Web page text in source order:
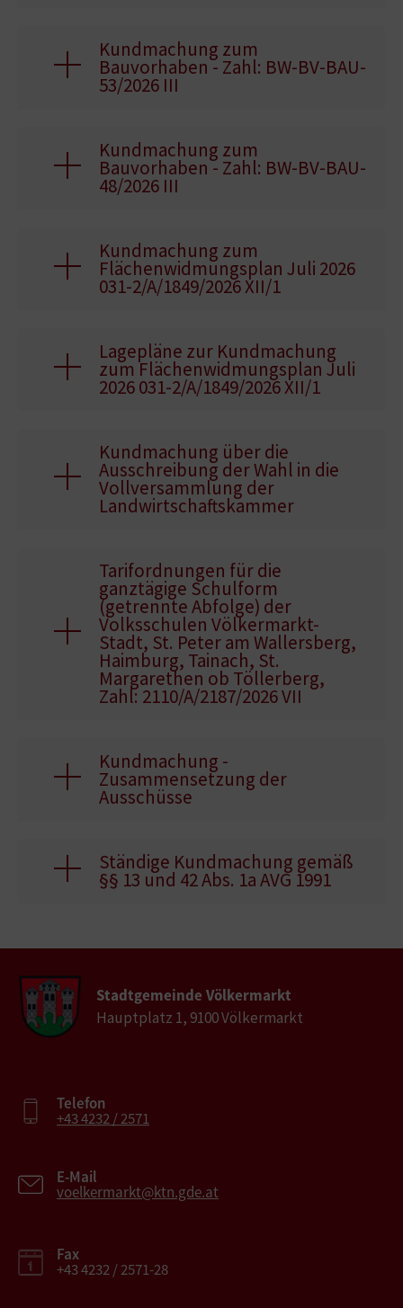
Kundmachung zum
Bauvorhaben - Zahl: BW-BV-BAU-
53/2026 III
Kundmachung zum
Bauvorhaben - Zahl: BW-BV-BAU-
48/2026 III
Kundmachung zum
Flächenwidmungsplan Juli 2026
031-2/A/1849/2026 XII/1
Lagepläne zur Kundmachung
zum Flächenwidmungsplan Juli
2026 031-2/A/1849/2026 XII/1
Kundmachung über die
Ausschreibung der Wahl in die
Vollversammlung der
Landwirtschaftskammer
Tarifordnungen für die
ganztägige Schulform
(getrennte Abfolge) der
Volksschulen Völkermarkt-
Stadt, St. Peter am Wallersberg,
Haimburg, Tainach, St.
Margarethen ob Töllerberg,
Zahl: 2110/A/2187/2026 VII
Kundmachung -
Zusammensetzung der
Ausschüsse
Ständige Kundmachung gemäß
§§ 13 und 42 Abs. 1a AVG 1991
Stadtgemeinde Völkermarkt
Hauptplatz 1, 9100 Völkermarkt
Telefon
+43 4232 / 2571
E-Mail
voelkermarkt@ktn.gde.at
Fax
+43 4232 / 2571-28